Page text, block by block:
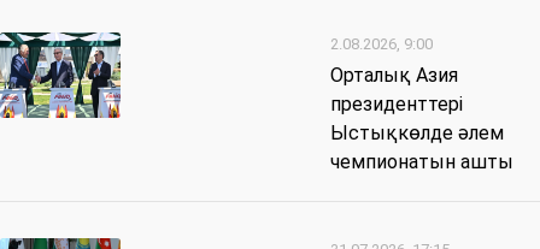
2.08.2026, 9:00
Орталық Азия
президенттері
Ыстықкөлде әлем
чемпионатын ашты